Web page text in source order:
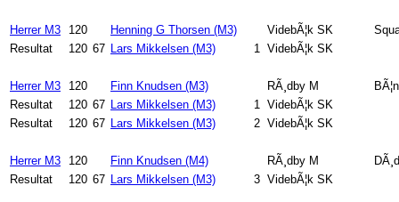
Herrer M3 120 Henning G Thorsen (M3) VidebÃ¦k SK
Resultat
120 67 Lars Mikkelsen (M3) 1 VidebÃ¦k SK
Herrer M3 120 Finn Knudsen (M3) RÃ¸dby M
Resultat
120 67 Lars Mikkelsen (M3) 1 VidebÃ¦k SK
Resultat
120 67 Lars Mikkelsen (M3) 2 VidebÃ¦k SK
Herrer M3 120 Finn Knudsen (M4) RÃ¸dby M
Resultat
120 67 Lars Mikkelsen (M3) 3 VidebÃ¦k SK